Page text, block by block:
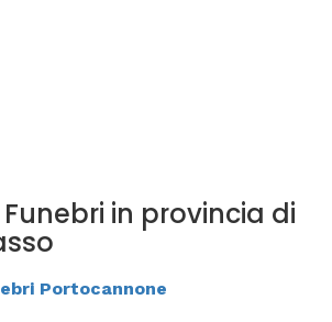
in provincia di
Portocannone